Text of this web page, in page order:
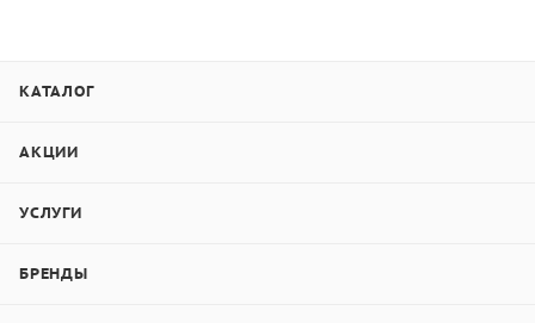
КАТАЛОГ
АКЦИИ
УСЛУГИ
БРЕНДЫ